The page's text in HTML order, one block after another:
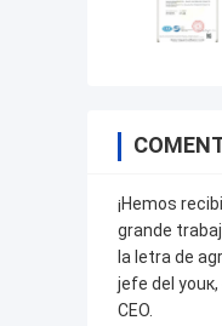
¡Hemos
grande
la letra de
jefe del
CEO.